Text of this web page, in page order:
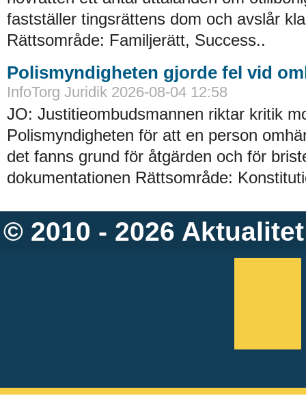
fastställer tingsrättens dom och avslår
Rättsområde: Familjerätt, Success..
Polismyndigheten gjorde fel vid
InfoTorg Juridik 2026-08-04 12:58
JO: Justitieombudsmannen riktar kritik
Polismyndigheten för att en person
det fanns grund för åtgärden och för
dokumentationen Rättsområde:
© 2010 - 2026 Aktualitet